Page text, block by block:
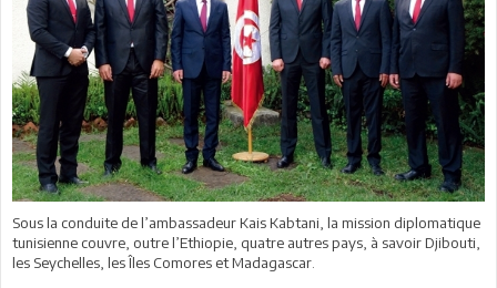
Sous la conduite de l’ambassadeur Kais Kabtani, la mission diplomatique
tunisienne couvre, outre l’Ethiopie, quatre autres pays, à savoir Djibouti,
les Seychelles, les Îles Comores et Madagascar.